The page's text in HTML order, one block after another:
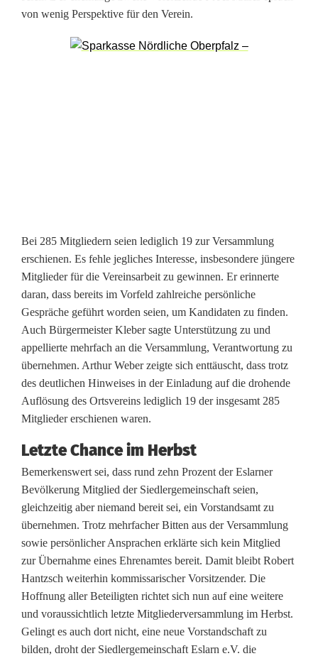
von wenig Perspektive für den Verein.
Bei 285 Mitgliedern seien lediglich 19 zur Versammlung
erschienen. Es fehle jegliches Interesse, insbesondere jüngere
Mitglieder für die Vereinsarbeit zu gewinnen. Er erinnerte
daran, dass bereits im Vorfeld zahlreiche persönliche
Gespräche geführt worden seien, um Kandidaten zu finden.
Auch Bürgermeister Kleber sagte Unterstützung zu und
appellierte mehrfach an die Versammlung, Verantwortung zu
übernehmen. Arthur Weber zeigte sich enttäuscht, dass trotz
des deutlichen Hinweises in der Einladung auf die drohende
Auflösung des Ortsvereins lediglich 19 der insgesamt 285
Mitglieder erschienen waren.
Letzte Chance im Herbst
Bemerkenswert sei, dass rund zehn Prozent der Eslarner
Bevölkerung Mitglied der Siedlergemeinschaft seien,
gleichzeitig aber niemand bereit sei, ein Vorstandsamt zu
übernehmen. Trotz mehrfacher Bitten aus der Versammlung
sowie persönlicher Ansprachen erklärte sich kein Mitglied
zur Übernahme eines Ehrenamtes bereit. Damit bleibt Robert
Hantzsch weiterhin kommissarischer Vorsitzender. Die
Hoffnung aller Beteiligten richtet sich nun auf eine weitere
und voraussichtlich letzte Mitgliederversammlung im Herbst.
Gelingt es auch dort nicht, eine neue Vorstandschaft zu
bilden, droht der Siedlergemeinschaft Eslarn e.V. die